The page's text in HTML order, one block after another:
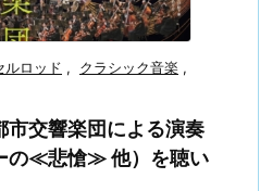
ルロッド , クラシック音楽 ,
市交響楽団による演奏
の≪悲愴≫ 他）を聴い